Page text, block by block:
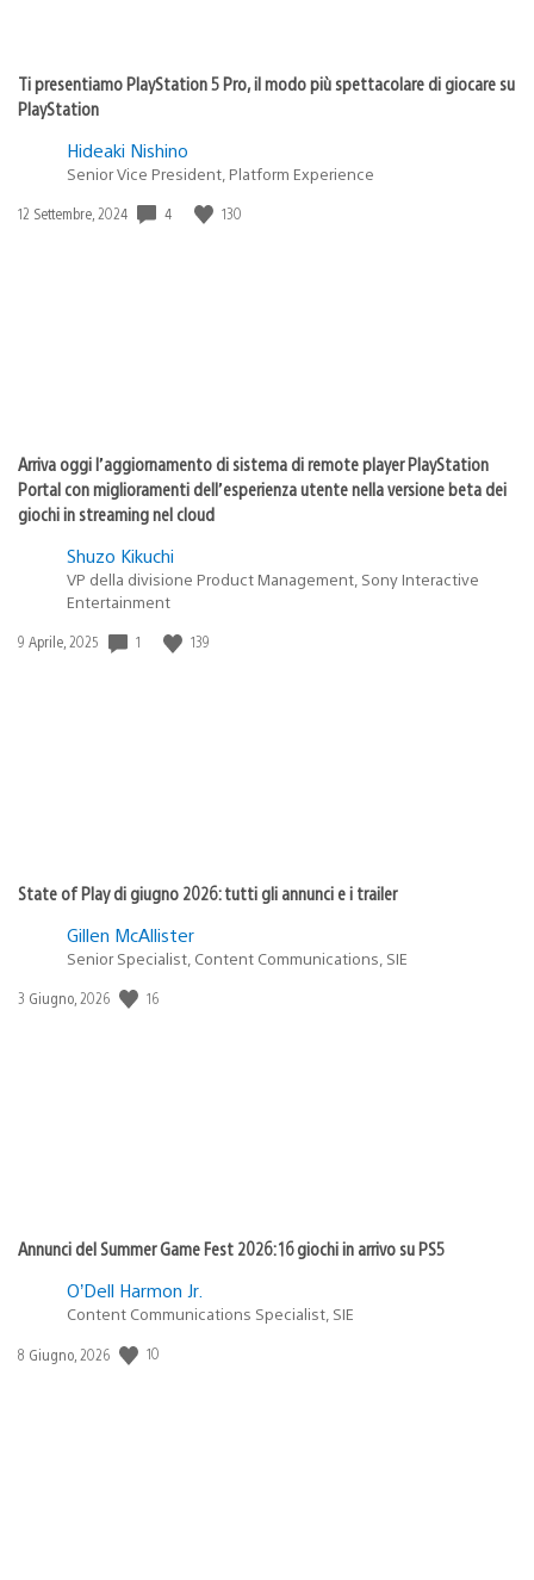
Ti presentiamo PlayStation 5 Pro, il modo più spettacolare di giocare su
PlayStation
Hideaki Nishino
Senior Vice President, Platform Experience
Data
12 Settembre, 2024 4 130
Arriva oggi l’aggiornamento di sistema di remote player PlayStation
Portal con miglioramenti dell’esperienza utente nella versione beta dei
giochi in streaming nel cloud
Shuzo Kikuchi
VP della divisione Product Management, Sony Interactive
Entertainment
Data
9 Aprile, 2025 1 139
State of Play di giugno 2026: tutti gli annunci e i trailer
Gillen McAllister
Senior Specialist, Content Communications, SIE
Data
3 Giugno, 2026 16
Annunci del Summer Game Fest 2026: 16 giochi in arrivo su PS5
O’Dell Harmon Jr.
Content Communications Specialist, SIE
Data
8 Giugno, 2026 10